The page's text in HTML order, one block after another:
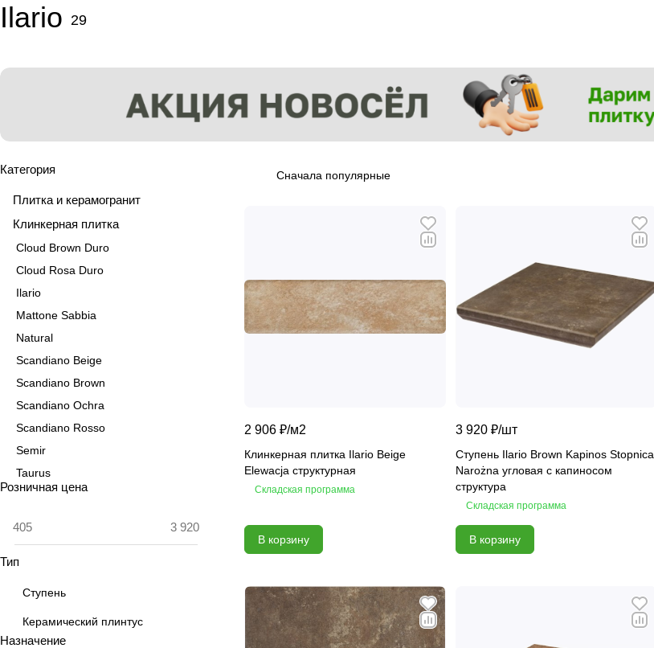
Ilario 29
Сначала популярные
2 906 ₽/м2
Клинкерная плитка Ilario Beige
Elewacja структурная
Складская программа
В корзину
3 920 ₽/шт
Ступень Ilario Brown Kapinos Stopnica
Narożna угловая с капиносом
структура
Складская программа
В корзину
Категория
Плитка и керамогранит
Клинкерная плитка
Cloud Brown Duro
Cloud Rosa Duro
Ilario
Mattone Sabbia
Natural
Scandiano Beige
Scandiano Brown
Scandiano Ochra
Scandiano Rosso
Semir
Taurus
Viano
Лес
Стоун
Розничная цена
Тип
Ступень
Керамический плинтус
Назначение